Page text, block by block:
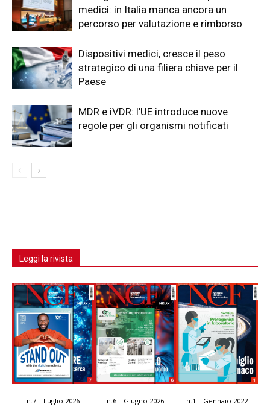
medici: in Italia manca ancora un
percorso per valutazione e rimborso
Dispositivi medici, cresce il peso
strategico di una filiera chiave per il
Paese
MDR e iVDR: l’UE introduce nuove
regole per gli organismi notificati
Leggi la rivista
n.7 – Luglio 2026 n.6 – Giugno 2026 n.1 – Gennaio 2022